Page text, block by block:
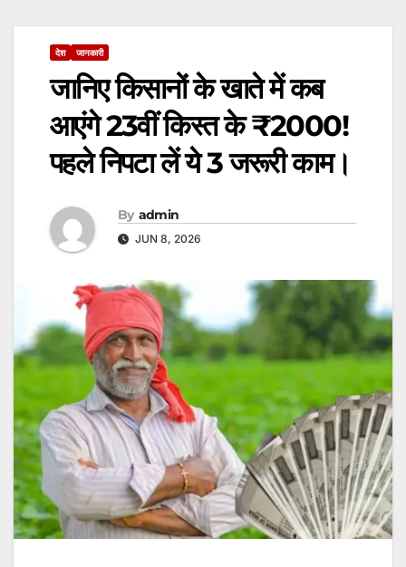
देश जानकारी
जानिए किसानों के खाते में कब
आएंगे 23वीं किस्त के ₹2000!
पहले निपटा लें ये 3 जरूरी काम।
By admin
JUN 8, 2026